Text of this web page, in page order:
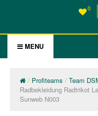
0
MENU
Profiteams
Team
Radbekleidung Radtrikot
Sunweb N003